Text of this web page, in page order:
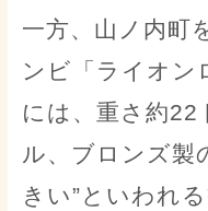
一方、山ノ内町
ンビ「ライオン
には、重さ約22
ル、ブロンズ製
きい”といわれ